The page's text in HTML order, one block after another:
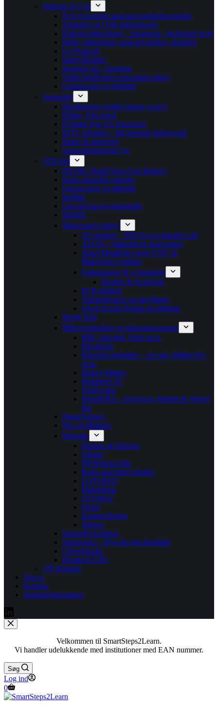
Podcast og Lyd
Byg et komplet podcast-produktionsstudie
Adaptere og USB ladestationer
Podcast mikrofoner – Saramonic, Hollyland m.m
Røde: mikrofoner, podcast studios, headsets
Lys Podcast
Stativ/Holdere
Reporter kit / vlogging
Video-konference-streaming udstyr
Greenscreen og tilbehør
Sanserum
Beroligende tyngde tæpper og dyr
Fidget, Feel good
Flytbare Pop-Up Sanserum
KITT robotten – din lærende følgesvend
Puder til sanserum
Sansestimulerende lys
STEAM
BYOR ( Build Your Own Robot )
Kubo skærmfri robotter
Greenscreen og tilbehør
Intelino
Leg med tal og matematik
littlebits
Makerspace udstyr
3D printere – PRUSA og Bambu Lab
AEON + Makeblock lasercuttere
Xtool MetalFab Laser+CNC &
Makerspace pakker
Folieskærere & symaskiner
Brother & ScanNcut
PCB printere
Varmepressere og akrylbøjer
xTool Screen Printer og tilbehør
Merge Edu
Mikrocontrollere og mikroprocessorer
BBC microbit, Halo m.m.
Elecfreaks
Kitronik produkter – Arcade, BitBot Pro
m.m.
Makey-Makey
Raspberry Pi
SAM Labs
WonderKit – Air,Hover, Bubble & Wheel
Bit
Natur/Science
Pap og Makedo
Robotter
Beebot og Bluebot
Edison
HP Robots-Otto
Kubo skærmfri robotter
LOTI-BOT
Makeblock
OTI-BOT
Osmo
Rugged Robot
Sphero
Skærmfri kodning
Spintronics – Byg dit eget kredsløb
Cleverblocks
Breakout EDU
VR Headset
Om os
Kontakt
Samarbejdspartnere
Velkommen til SmartSteps2Learn.
Vi handler udelukkende med institutioner med EAN nummer.
Søg
Log ind
0